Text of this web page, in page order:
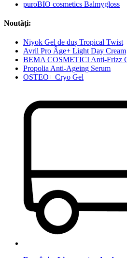
puroBIO cosmetics Balmygloss
Noutăți:
Niyok Gel de duș Tropical Twist
Avril Pro Âge+ Light Day Cream
BEMA COSMETICI Anti-Frizz
Propolia Anti-Ageing Serum
OSTEO+ Cryo Gel